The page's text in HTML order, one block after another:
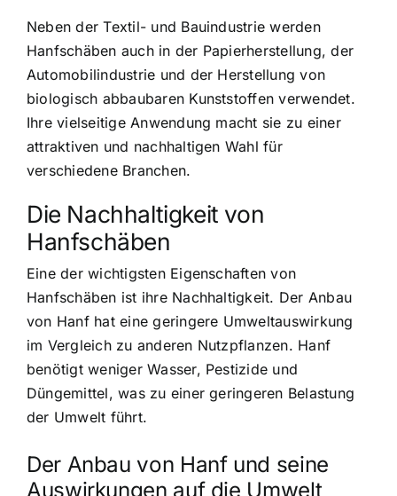
Neben der Textil- und Bauindustrie werden
Hanfschäben auch in der Papierherstellung, der
Automobilindustrie und der Herstellung von
biologisch abbaubaren Kunststoffen verwendet.
Ihre vielseitige Anwendung macht sie zu einer
attraktiven und nachhaltigen Wahl für
verschiedene Branchen.
Die Nachhaltigkeit von
Hanfschäben
Eine der wichtigsten Eigenschaften von
Hanfschäben ist ihre Nachhaltigkeit. Der Anbau
von Hanf hat eine geringere Umweltauswirkung
im Vergleich zu anderen Nutzpflanzen. Hanf
benötigt weniger Wasser, Pestizide und
Düngemittel, was zu einer geringeren Belastung
der Umwelt führt.
Der Anbau von Hanf und seine
Auswirkungen auf die Umwelt